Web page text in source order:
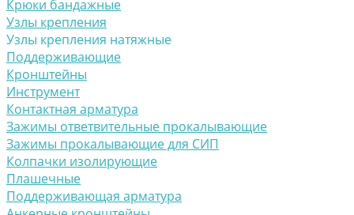
Крюки бандажные
Узлы крепления
Узлы крепления натяжные
Поддерживающие
Кронштейны
Инструмент
Контактная арматура
Зажимы ответвительные прокалывающие
Зажимы прокалывающие для СИП
Колпачки изолирующие
Плашечные
Поддерживающая арматура